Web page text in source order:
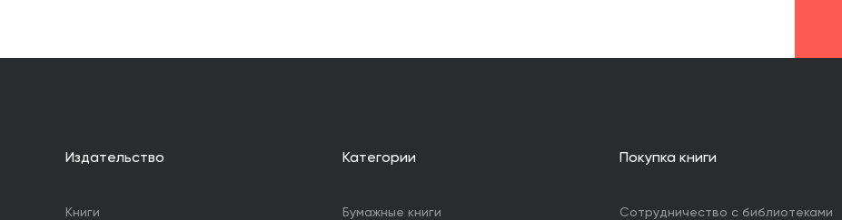
Издательство
Книги
Категории
Бумажные книги
Покупка книги
Сотрудничество с библиотеками